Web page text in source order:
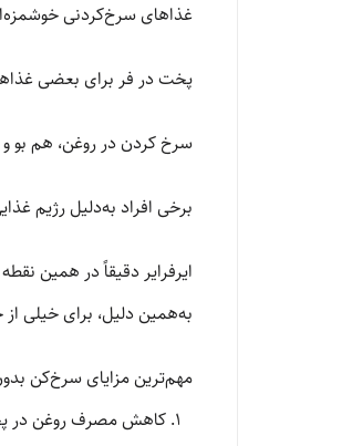
غذاهای سرخ‌کردنی
پخت در فر برای بعضی
سرخ کردن در روغن، هم بو
برخی افراد به‌دلیل رژیم
ایرفرایر دقیقاً در همین
به‌همین دلیل، برای خیلی
مهم‌ترین مزایای سرخ‌کن
کاهش مصرف روغن در